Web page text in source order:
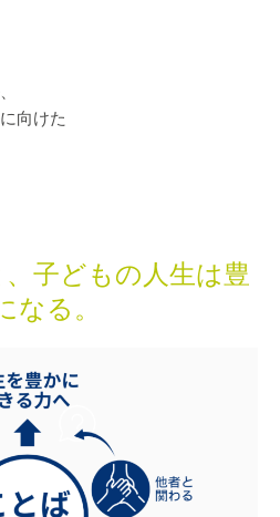
向けた
子どもの人生は豊
なる。